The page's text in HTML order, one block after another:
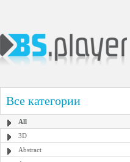
Все категории
All
3D
Abstract